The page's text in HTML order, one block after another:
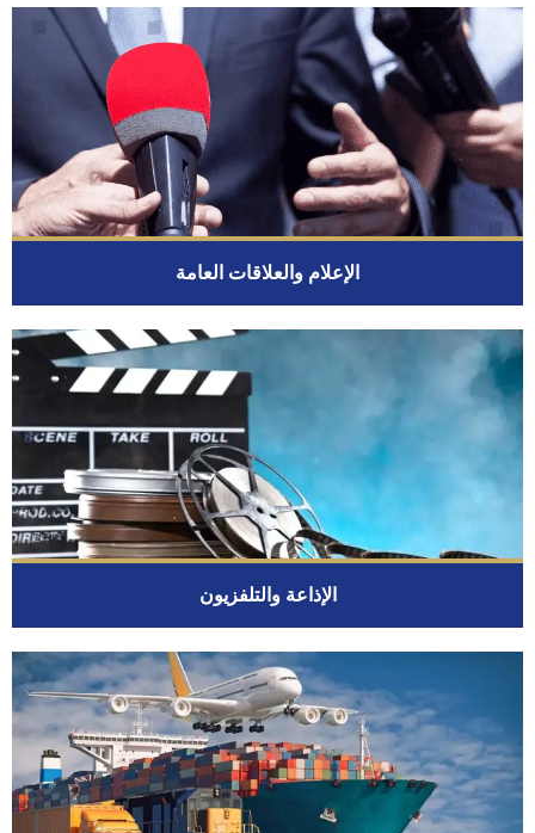
الإعلام والعلاقات العامة
الإذاعة والتلفزيون